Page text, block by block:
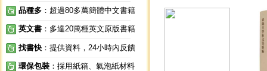
品種多 ：超過80多萬簡體中文書籍
英文書 ：多達20萬種英文原版書籍
找書快 ：提供資料，24小時內反饋
環保包裝 ：採用紙箱、氣泡紙材料